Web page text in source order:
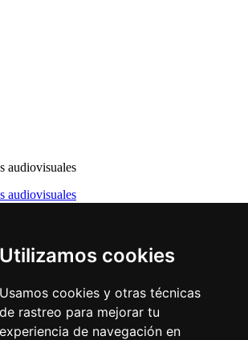
Utilizamos cookies
Usamos cookies y otras técnicas
de rastreo para mejorar tu
experiencia de navegación en
audiovisuales
audiovisuales
Empresas, Ocio y Servicios de Coslada,